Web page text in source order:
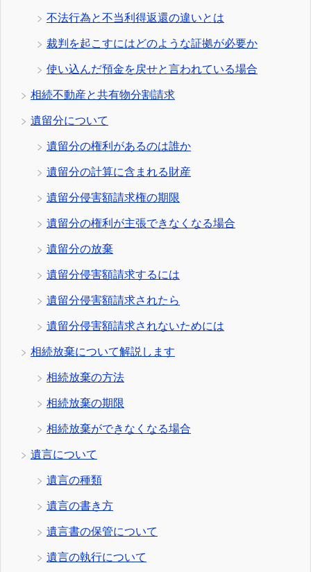
不法行為と不当利得返還の違いとは
裁判を起こすにはどのような証拠が必要か
使い込んだ預金を戻せと言われている場合
相続不動産と共有物分割請求
遺留分について
遺留分の権利があるのは誰か
遺留分の計算に含まれる財産
遺留分侵害額請求権の期限
遺留分の権利が主張できなくなる場合
遺留分の放棄
遺留分侵害額請求するには
遺留分侵害額請求されたら
遺留分侵害額請求されないためには
相続放棄について解説します
相続放棄の方法
相続放棄の期限
相続放棄ができなくなる場合
遺言について
遺言の種類
遺言の書き方
遺言書の保管について
遺言の執行について